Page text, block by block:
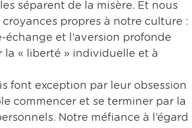
séparent de la misère. Et nous
propres à notre culture :
et l’aversion profonde
« liberté » individuelle et à
font exception par leur obsession
commencer et se terminer par la
Notre méfiance à l’égard